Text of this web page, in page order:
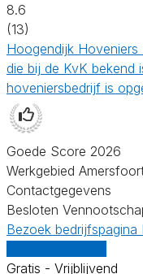
8.6
(13)
Hoogendijk
die bij de KvK bekend
hoveniersbedrijf is
Goede Score 2026
Werkgebied
Contactgegevens
Besloten
Bezoek bedrijfspagina
Gratis - Vrijblijvend